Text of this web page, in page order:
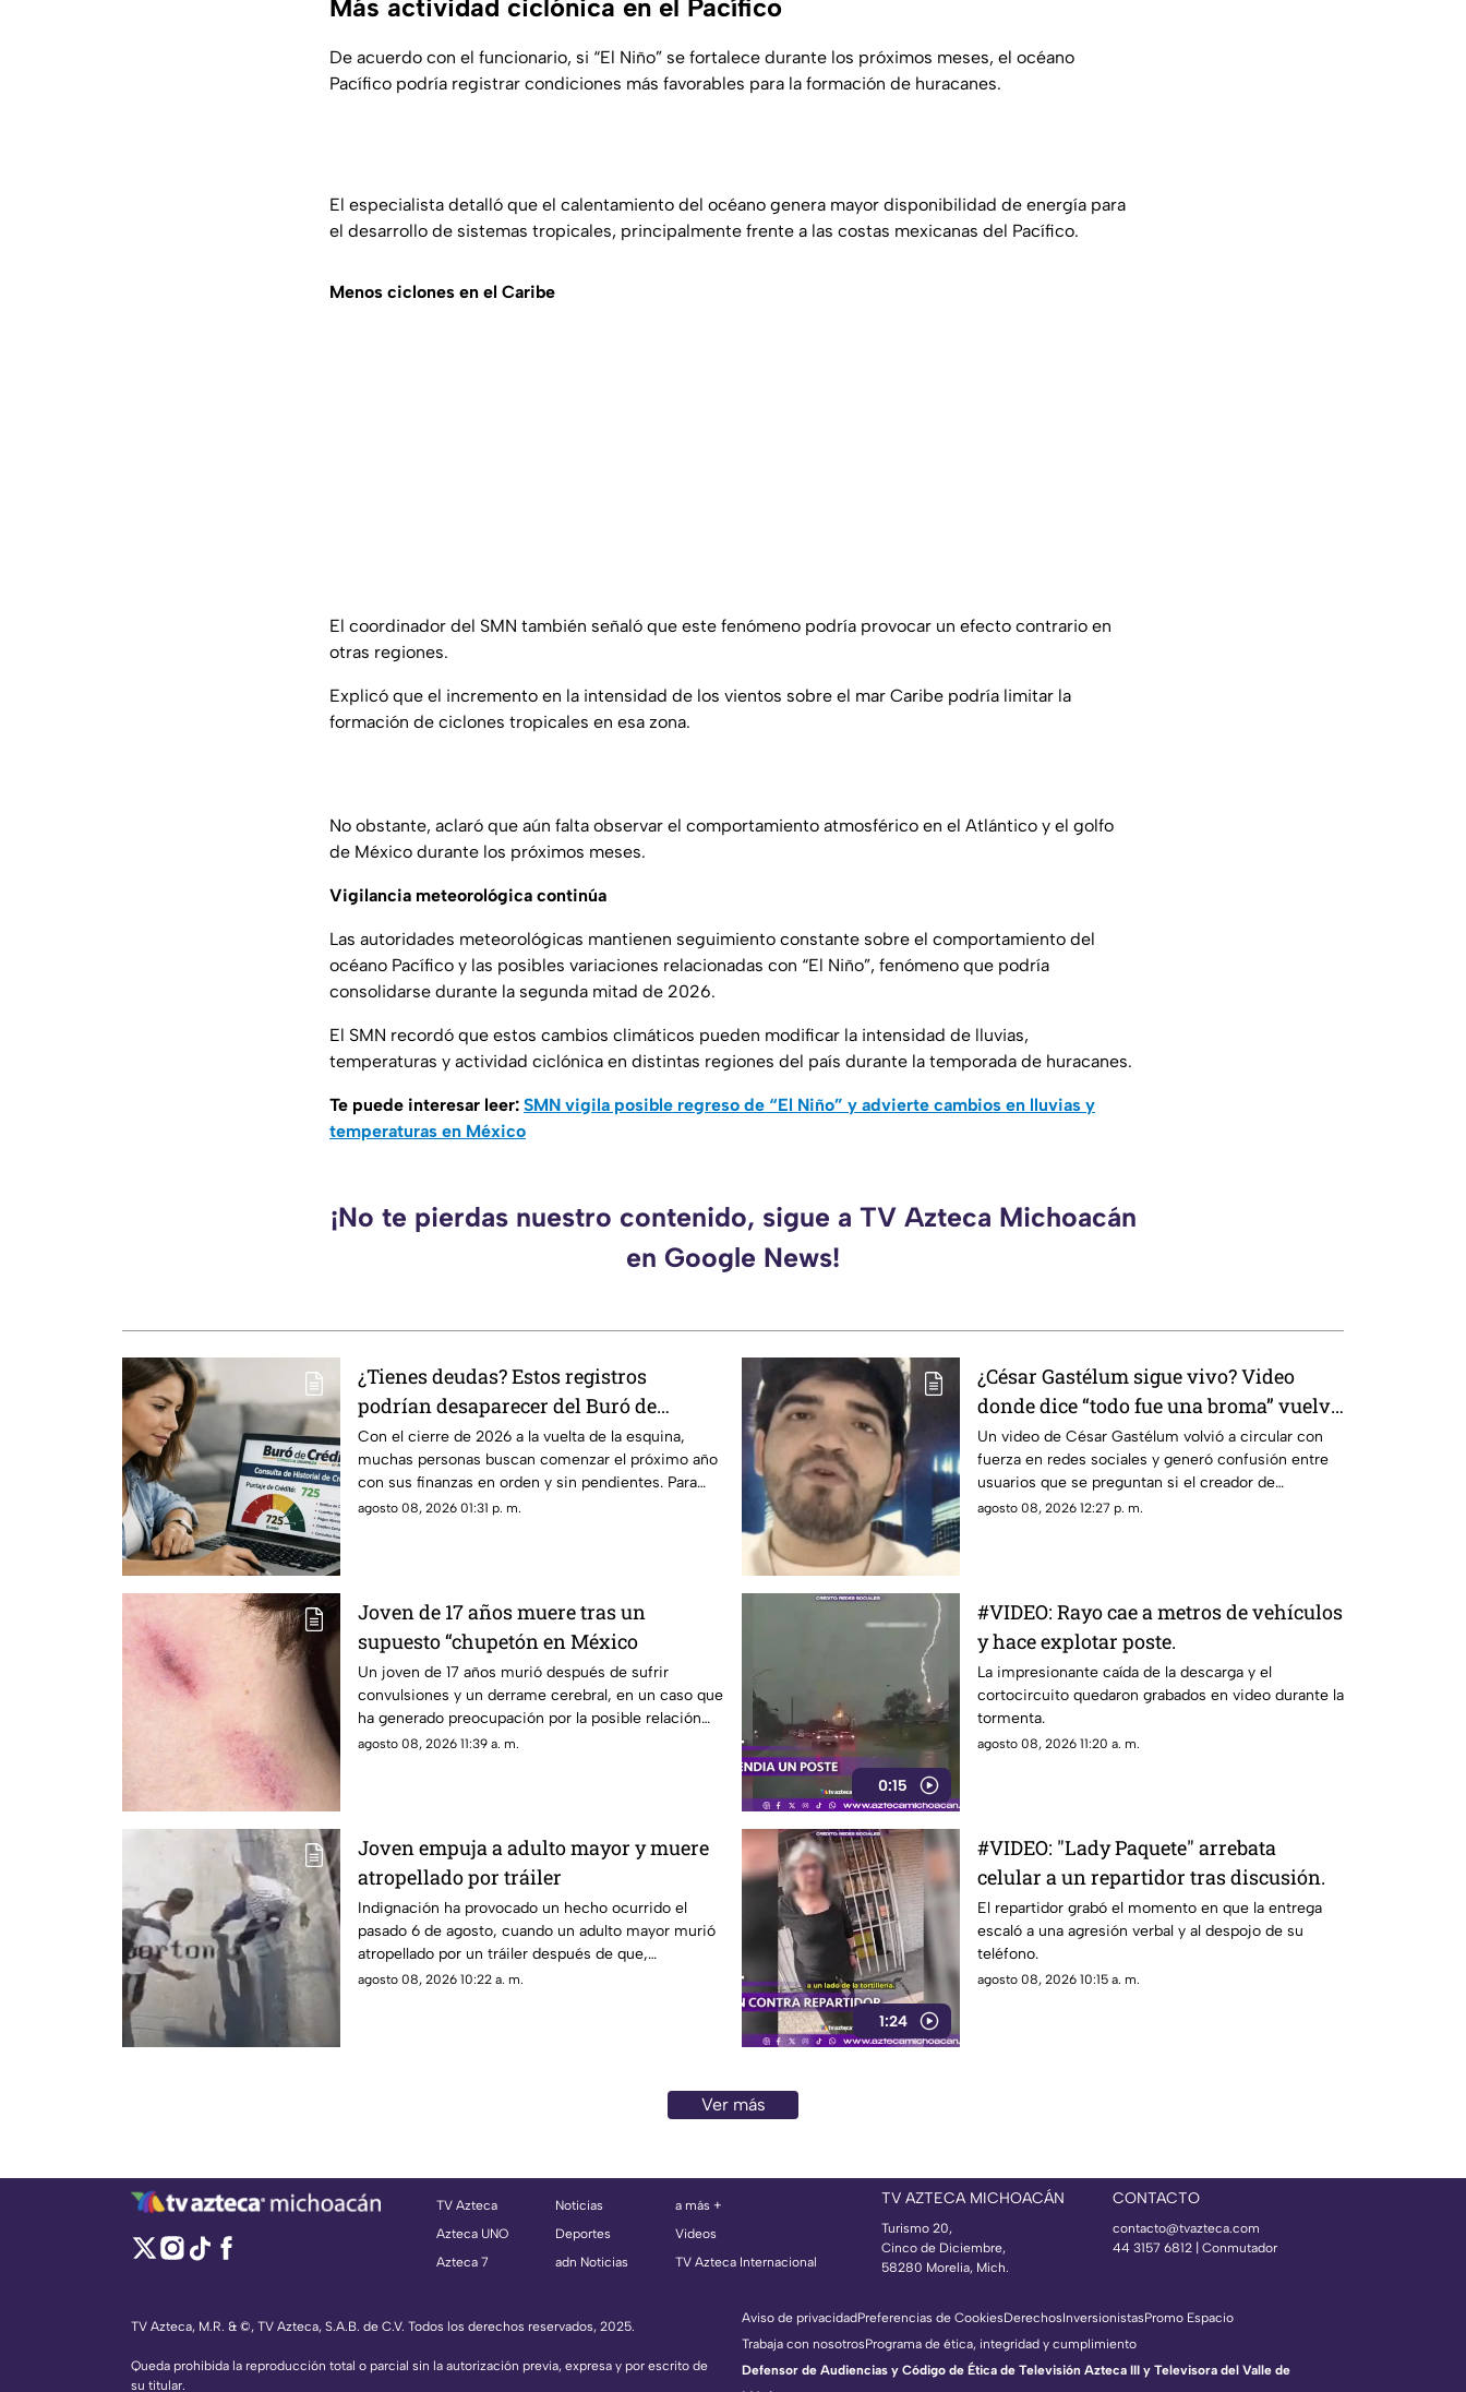
Más actividad ciclónica en el Pacífico
De acuerdo con el funcionario, si “El Niño” se fortalece durante los próximos meses, el océano
Pacífico podría registrar condiciones más favorables para la formación de huracanes.
El especialista detalló que el calentamiento del océano genera mayor disponibilidad de energía para
el desarrollo de sistemas tropicales, principalmente frente a las costas mexicanas del Pacífico.
Menos ciclones en el Caribe
El coordinador del SMN también señaló que este fenómeno podría provocar un efecto contrario en
otras regiones.
Explicó que el incremento en la intensidad de los vientos sobre el mar Caribe podría limitar la
formación de ciclones tropicales en esa zona.
No obstante, aclaró que aún falta observar el comportamiento atmosférico en el Atlántico y el golfo
de México durante los próximos meses.
Vigilancia meteorológica continúa
Las autoridades meteorológicas mantienen seguimiento constante sobre el comportamiento del
océano Pacífico y las posibles variaciones relacionadas con “El Niño”, fenómeno que podría
consolidarse durante la segunda mitad de 2026.
El SMN recordó que estos cambios climáticos pueden modificar la intensidad de lluvias,
temperaturas y actividad ciclónica en distintas regiones del país durante la temporada de huracanes.
Te puede interesar leer: SMN vigila posible regreso de “El Niño” y advierte cambios en lluvias y
temperaturas en México
¡No te pierdas nuestro contenido, sigue a TV Azteca Michoacán
en Google News!
¿Tienes deudas? Estos registros
podrían desaparecer del Buró de
Crédito en 2026
Con el cierre de 2026 a la vuelta de la esquina,
muchas personas buscan comenzar el próximo año
con sus finanzas en orden y sin pendientes. Para
quienes tienen adeudos, existe una duda frecuente:
agosto 08, 2026 01:31 p. m.
¿César Gastélum sigue vivo? Video
donde dice “todo fue una broma” vuelve
a hacerse viral
Un video de César Gastélum volvió a circular con
fuerza en redes sociales y generó confusión entre
usuarios que se preguntan si el creador de
contenido continúa con vida. En la grabación, el
agosto 08, 2026 12:27 p. m.
Joven de 17 años muere tras un
supuesto “chupetón en México
Un joven de 17 años murió después de sufrir
convulsiones y un derrame cerebral, en un caso que
ha generado preocupación por la posible relación
con un “chupetón” que habría recibido de su pareja
agosto 08, 2026 11:39 a. m.
0:15
#VIDEO: Rayo cae a metros de vehículos
y hace explotar poste.
La impresionante caída de la descarga y el
cortocircuito quedaron grabados en video durante la
tormenta.
agosto 08, 2026 11:20 a. m.
Joven empuja a adulto mayor y muere
atropellado por tráiler
Indignación ha provocado un hecho ocurrido el
pasado 6 de agosto, cuando un adulto mayor murió
atropellado por un tráiler después de que,
aparentemente, un joven lo empujara hacia el
agosto 08, 2026 10:22 a. m.
1:24
#VIDEO: "Lady Paquete" arrebata
celular a un repartidor tras discusión.
El repartidor grabó el momento en que la entrega
escaló a una agresión verbal y al despojo de su
teléfono.
agosto 08, 2026 10:15 a. m.
Ver más
TV Azteca
Azteca UNO
Azteca 7
Noticias
Deportes
adn Noticias
a más +
Videos
TV Azteca Internacional
TV AZTECA MICHOACÁN
Turismo 20,
Cinco de Diciembre,
58280 Morelia, Mich.
CONTACTO
contacto@tvazteca.com
44 3157 6812 | Conmutador
TV Azteca, M.R. & ©, TV Azteca, S.A.B. de C.V. Todos los derechos reservados, 2025.
Queda prohibida la reproducción total o parcial sin la autorización previa, expresa y por escrito de
su titular.
Aviso de privacidadPreferencias de CookiesDerechosInversionistasPromo Espacio
Trabaja con nosotrosPrograma de ética, integridad y cumplimiento
Defensor de Audiencias y Código de Ética de Televisión Azteca III y Televisora del Valle de